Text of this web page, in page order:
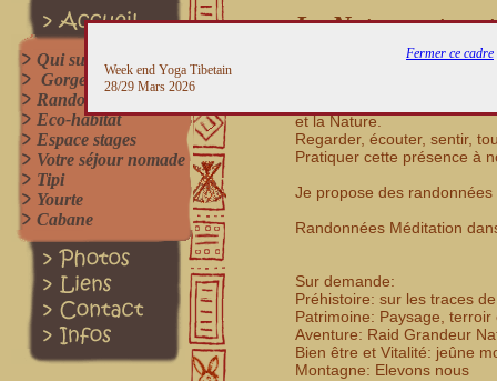
Fermer ce cadre
Week end Yoga Tibetain
28/29 Mars 2026
La Nature est un
et la Nature.
Regarder, écouter, sentir,
Pratiquer cette présence à
Je propose des
Randonnées Méditation
Sur demande:
Préhistoire: sur les traces
Patrimoine: Paysage,
Aventure: Raid Grandeur
Bien être et Vitalité: jeûne
Montagne: Elevons nous
Qui suis-je?
Gorges du Gardon
Randonnées
Eco-habitat
Espace stages
Votre séjour nomade
Tipi
Yourte
Cabane